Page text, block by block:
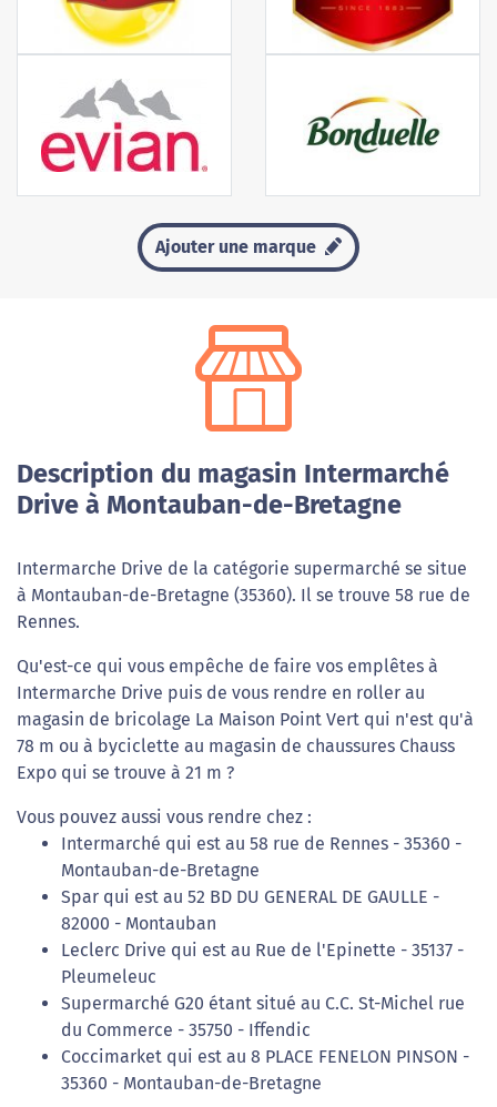
Ajouter une marque
Description du magasin Intermarché
Drive à Montauban-de-Bretagne
Intermarche Drive de la catégorie supermarché se situe
à Montauban-de-Bretagne (35360). Il se trouve 58 rue de
Rennes.
Qu'est-ce qui vous empêche de faire vos emplêtes à
Intermarche Drive puis de vous rendre en roller au
magasin de bricolage La Maison Point Vert qui n'est qu'à
78 m ou à byciclette au magasin de chaussures Chauss
Expo qui se trouve à 21 m ?
Vous pouvez aussi vous rendre chez :
Intermarché qui est au 58 rue de Rennes - 35360 -
Montauban-de-Bretagne
Spar qui est au 52 BD DU GENERAL DE GAULLE -
82000 - Montauban
Leclerc Drive qui est au Rue de l'Epinette - 35137 -
Pleumeleuc
Supermarché G20 étant situé au C.C. St-Michel rue
du Commerce - 35750 - Iffendic
Coccimarket qui est au 8 PLACE FENELON PINSON -
35360 - Montauban-de-Bretagne